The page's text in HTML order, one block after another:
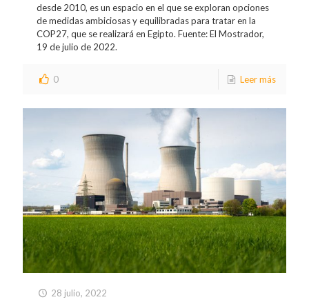
desde 2010, es un espacio en el que se exploran opciones
de medidas ambiciosas y equilibradas para tratar en la
COP27, que se realizará en Egipto. Fuente: El Mostrador,
19 de julio de 2022.
0 Leer más
28 julio, 2022